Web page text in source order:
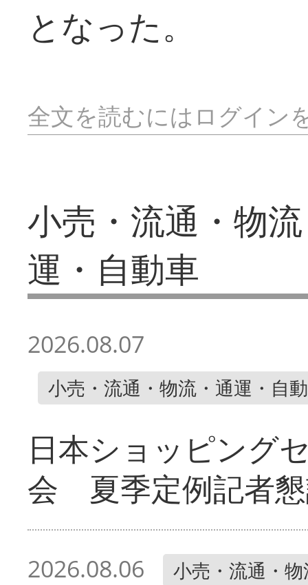
となった。
全文を読むにはログイン
小売・流通・物
運・自動車
2026.08.07
小売・流通・物流・通運・自
日本ショッピング
会 夏季定例記者
2026.08.06 小売・流通・